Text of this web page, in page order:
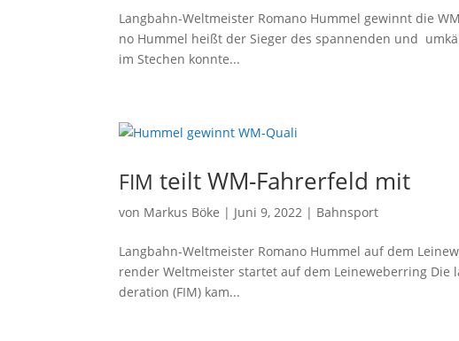
Lang­bahn-Welt­meis­ter Roma­no Hum­mel gewinnt die
no Hum­mel heißt der Sie­ger des span­nen­den und
im Ste­chen konn­te...
FIM teilt WM-Fahrerfeld mit
von Markus Böke | Juni 9, 2022 | Bahnsport
Lang­bahn-Welt­meis­ter Roma­no Hum­mel auf dem
ren­der Welt­meis­ter star­tet auf dem Leineweberring
de­ra­ti­on (FIM) kam...